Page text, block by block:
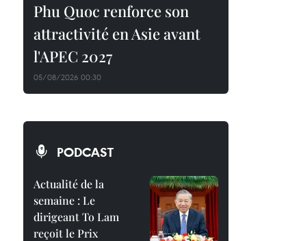
Phu Quoc renforce son
attractivité en Asie avant
l'APEC 2027
05/08/2026 00:30
PODCAST
Actualité de la
semaine : Le
dirigeant To Lam
reçoit le Prix